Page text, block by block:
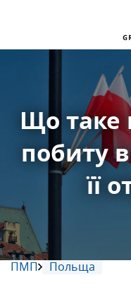
Що таке
побиту
її
ПМП Польща